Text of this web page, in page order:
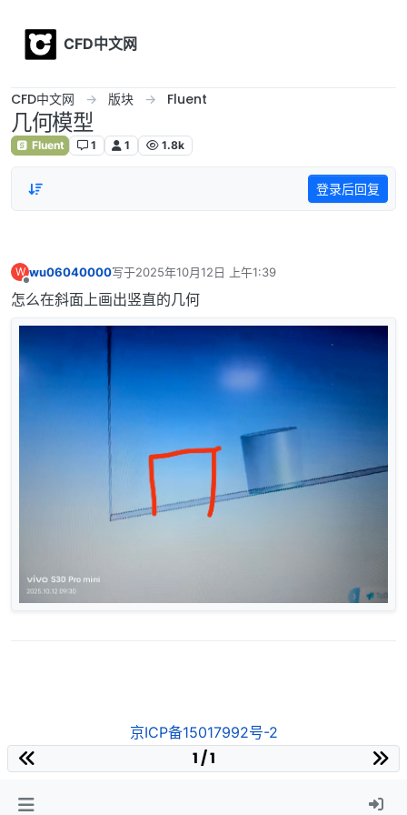
CFD中文网
CFD中文网 版块 Fluent
几何模型
Fluent 1 1 1.8k
登录后回复
W
离线
wu06040000写于2025年10月12日 上午1:39
最后由 编辑
怎么在斜面上画出竖直的几何
京ICP备15017992号-2
1 / 1